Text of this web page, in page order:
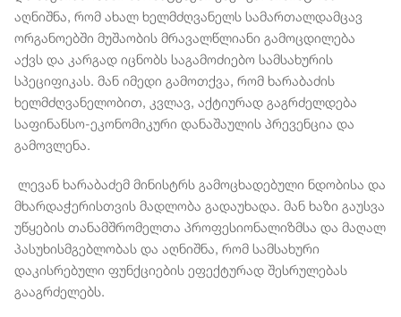
აღნიშნა, რომ ახალ ხელმძღვანელს სამართალდამცავ
ორგანოებში მუშაობის მრავალწლიანი გამოცდილება
აქვს და კარგად იცნობს საგამოძიებო სამსახურის
სპეციფიკას. მან იმედი გამოთქვა, რომ ხარაბაძის
ხელმძღვანელობით, კვლავ, აქტიურად გაგრძელდება
საფინანსო-ეკონომიკური დანაშაულის პრევენცია და
გამოვლენა.
ლევან ხარაბაძემ მინისტრს გამოცხადებული ნდობისა და
მხარდაჭერისთვის მადლობა გადაუხადა. მან ხაზი გაუსვა
უწყების თანამშრომელთა პროფესიონალიზმსა და მაღალ
პასუხისმგებლობას და აღნიშნა, რომ სამსახური
დაკისრებული ფუნქციების ეფექტურად შესრულებას
გააგრძელებს.